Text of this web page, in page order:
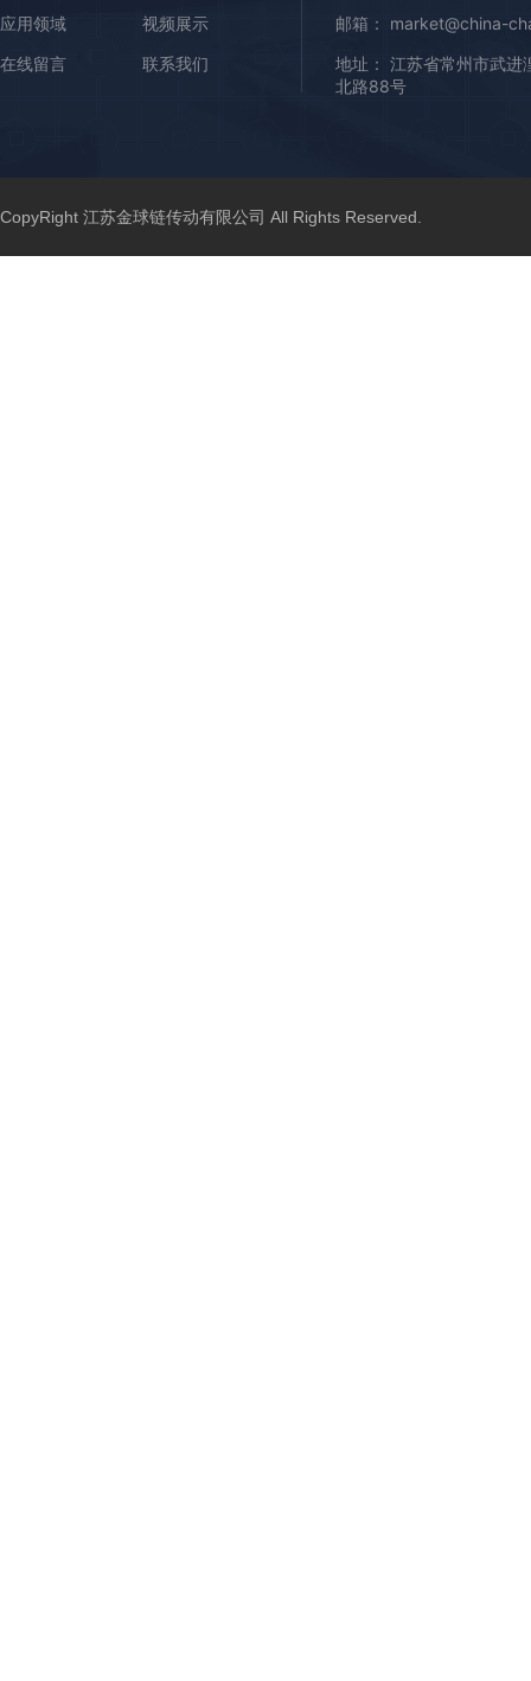
应用领域
视频展示
在线留言
联系我们
邮箱： market@china-
地址： 江苏省常州市武进
北路88号
CopyRight 江苏金球链传动有限公司 All Rights Reserved.